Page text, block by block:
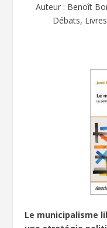
Auteur : Benoît
Débats, Livres
Le municipalisme